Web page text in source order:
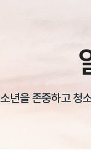
년을 존중하고 청